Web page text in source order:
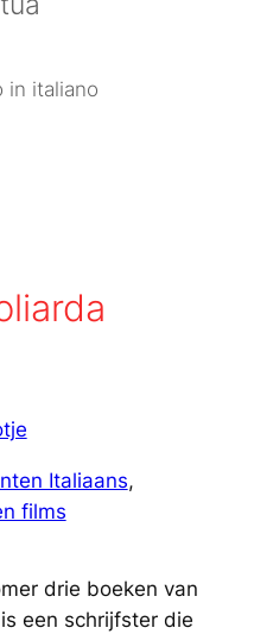
in italiano
Italiaans
films
drie boeken van
een schrijfster die